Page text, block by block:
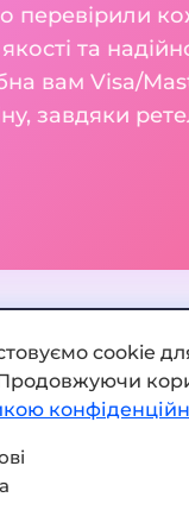
перевірили
та
вам Visa/
завдяки
cookie